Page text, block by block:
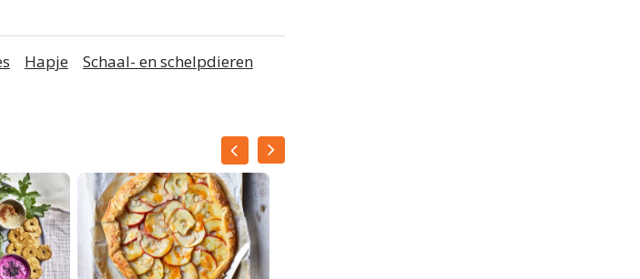
Hapje
Schaal- en schelpdieren